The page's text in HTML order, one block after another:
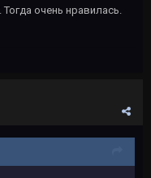
очень нравилась.